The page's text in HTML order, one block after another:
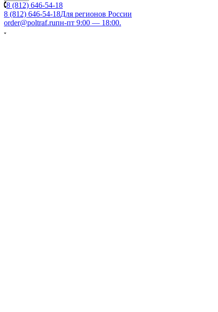
8 (812) 646-54-18
8 (812) 646-54-18Для регионов России
order@poltraf.ruпн-пт 9:00 — 18:00.